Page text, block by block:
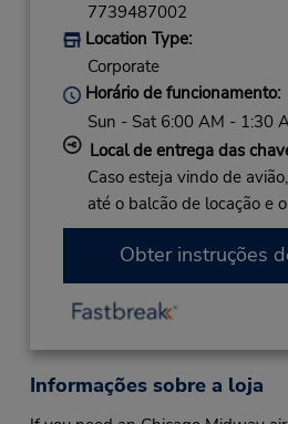
7739487002
Location Type:
Corporate
Horário de funcionamento:
Sun - Sat 6:00 AM - 1:30
Local de entrega das
Caso esteja vindo de
até o balcão de locação e
Obter instruções
Informações sobre a loja